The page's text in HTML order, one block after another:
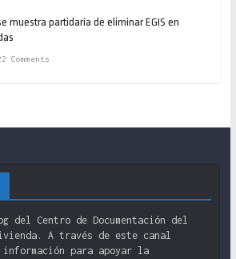
muestra partidaria de eliminar EGIS en
Comments
del Centro de Documentación del
A través de este canal
información para apoyar la